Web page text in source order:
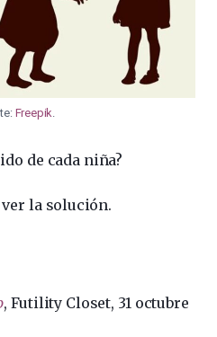
Freepik.
de cada niña?
ver la solución.
, Futility Closet, 31 octubre